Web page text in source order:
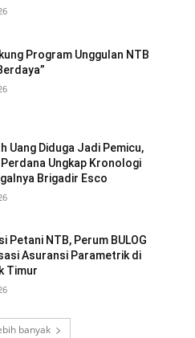
Program Unggulan NTB
Uang Diduga Jadi Pemicu,
Ungkap Kronologi
Brigadir Esco
Petani NTB, Perum BULOG
Asuransi Parametrik di
Timur
banyak